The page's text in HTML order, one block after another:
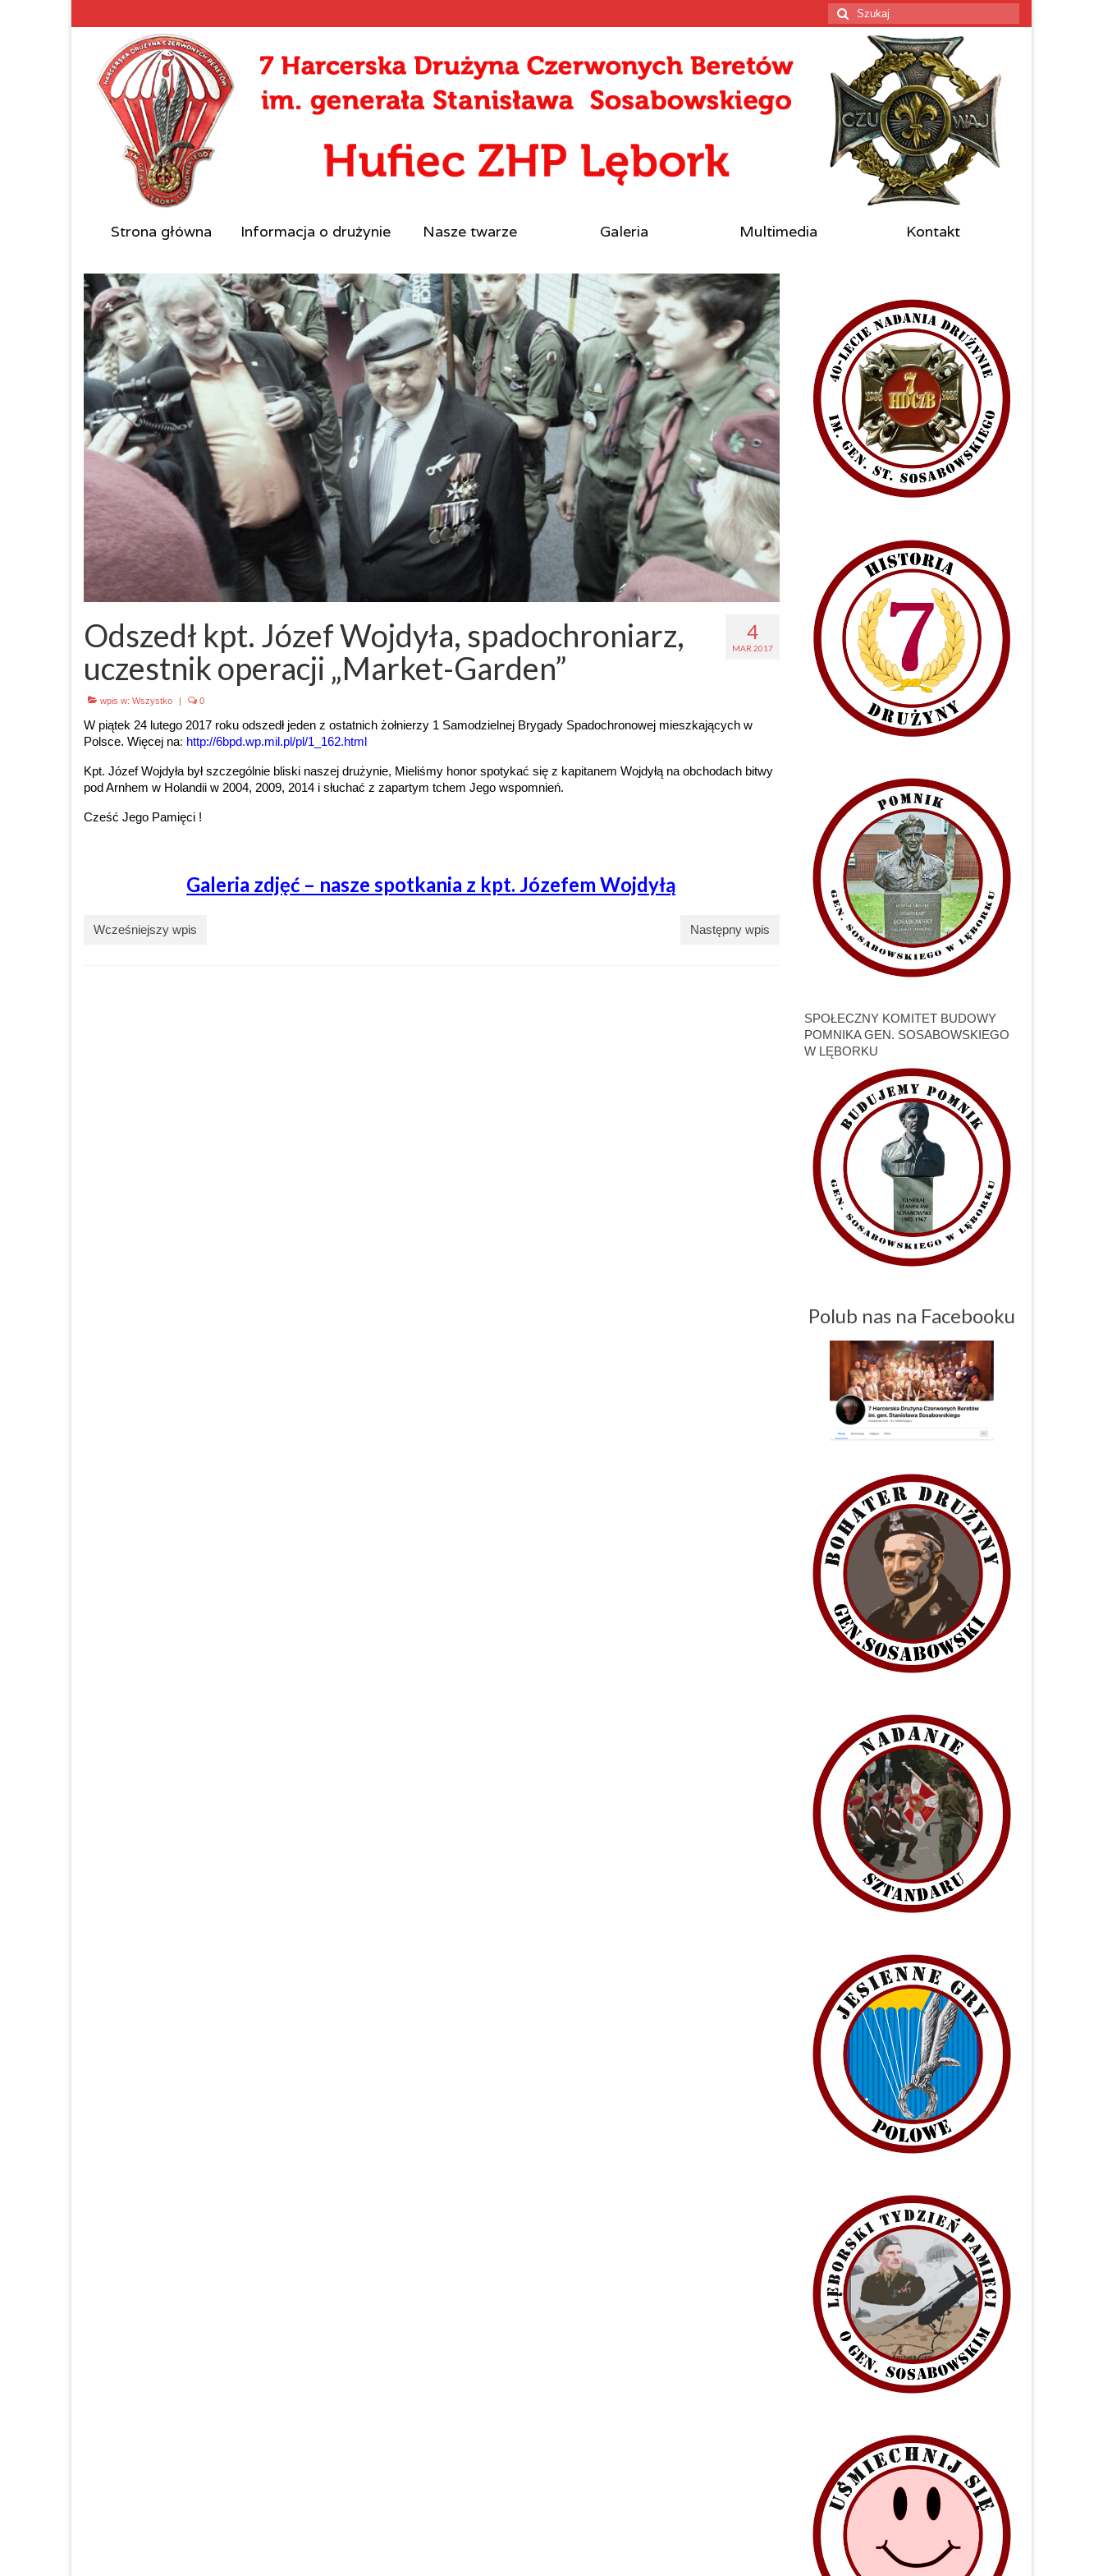
Szuklaj
w:
Strona główna Informacja o drużynie Nasze twarze Galeria Multimedia Kontakt
4
MAR 2017
Odszedł kpt. Józef Wojdyła, spadochroniarz,
uczestnik operacji „Market-Garden”
wpis w: Wszystko | 0
W piątek 24 lutego 2017 roku odszedł jeden z ostatnich żołnierzy 1 Samodzielnej Brygady Spadochronowej mieszkających w
Polsce. Więcej na: http://6bpd.wp.mil.pl/pl/1_162.html
Kpt. Józef Wojdyła był szczególnie bliski naszej drużynie, Mieliśmy honor spotykać się z kapitanem Wojdyłą na obchodach bitwy
pod Arnhem w Holandii w 2004, 2009, 2014 i słuchać z zapartym tchem Jego wspomnień.
Cześć Jego Pamięci !
Galeria zdjęć – nasze spotkania z kpt. Józefem Wojdyłą
Wcześniejszy wpis Następny wpis
SPOŁECZNY KOMITET BUDOWY
POMNIKA GEN. SOSABOWSKIEGO
W LĘBORKU
Polub nas na Facebooku